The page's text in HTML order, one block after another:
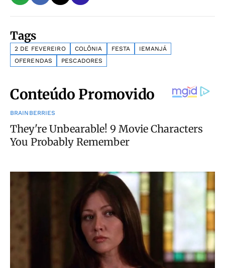
Tags
2 DE FEVEREIRO COLÔNIA FESTA
IEMANJÁ
OFERENDAS
PESCADORES